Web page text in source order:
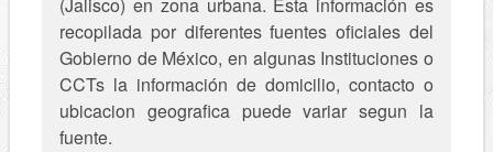
(Jalisco) en zona urbana. Esta información es
recopilada por diferentes fuentes oficiales del
Gobierno de México, en algunas Instituciones o
CCTs la información de domicilio, contacto o
ubicacion geografica puede variar segun la
fuente.